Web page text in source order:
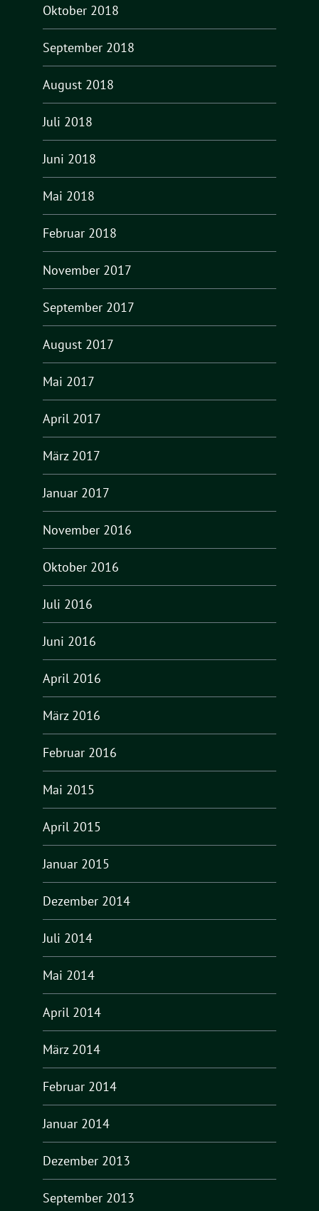
Oktober 2018
September 2018
August 2018
Juli 2018
Juni 2018
Mai 2018
Februar 2018
November 2017
September 2017
August 2017
Mai 2017
April 2017
März 2017
Januar 2017
November 2016
Oktober 2016
Juli 2016
Juni 2016
April 2016
März 2016
Februar 2016
Mai 2015
April 2015
Januar 2015
Dezember 2014
Juli 2014
Mai 2014
April 2014
März 2014
Februar 2014
Januar 2014
Dezember 2013
September 2013